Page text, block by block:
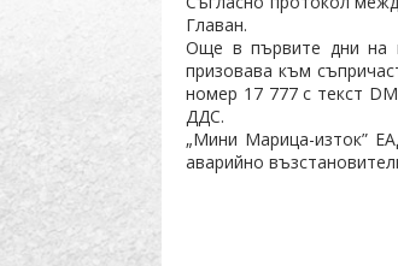
Главан.
Още в първите дни на
призовава към
номер 17 777 с текст
ДДС.
„Мини Марица-изток”
аварийно